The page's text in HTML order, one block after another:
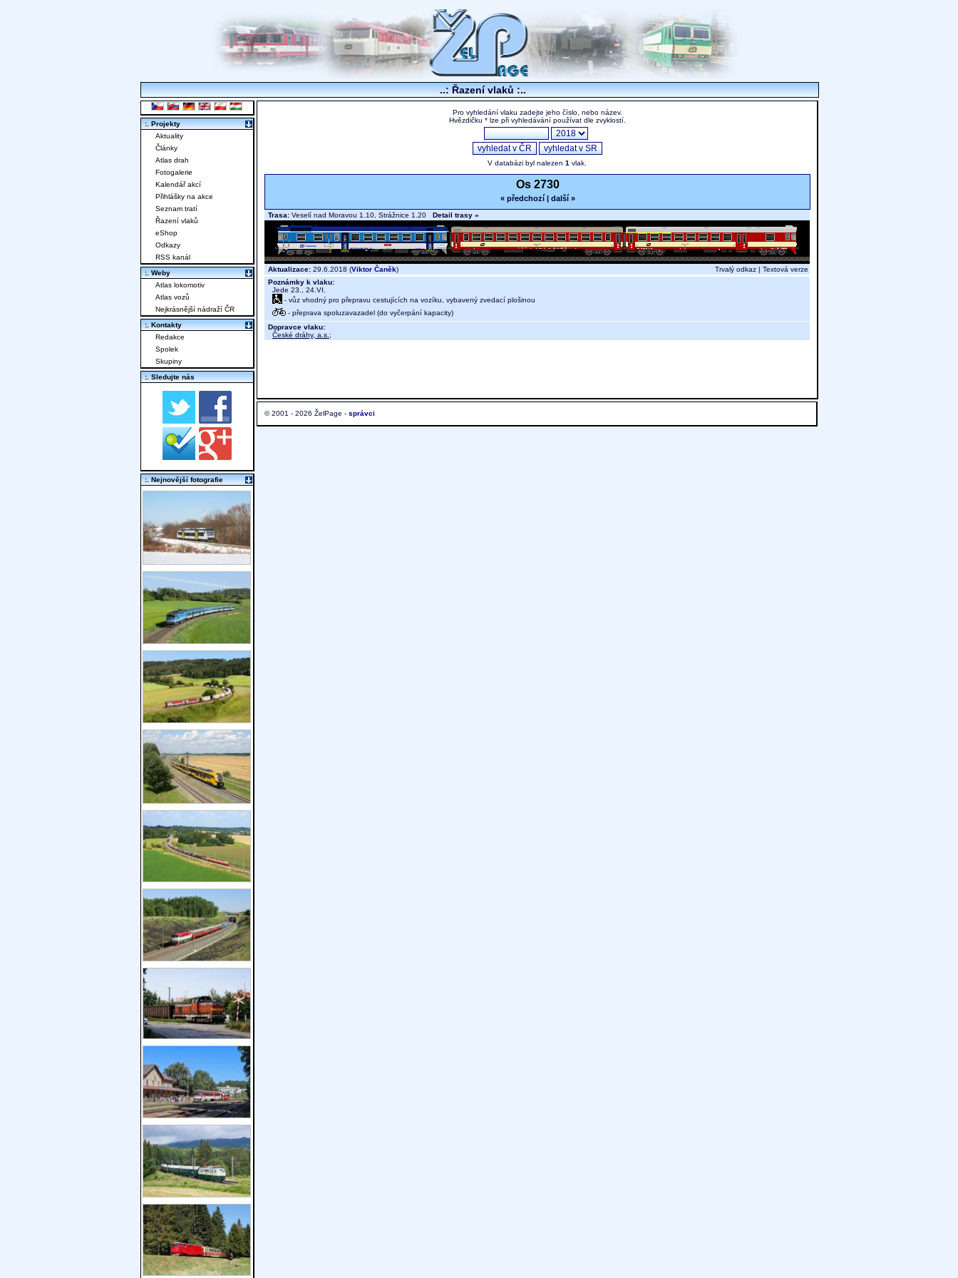
..: Řazení vlaků :..
Pro vyhledání vlaku zadejte jeho číslo, nebo název.
Hvězdičku * lze při vyhledávání používat dle zvyklostí.
V databázi byl nalezen 1 vlak.
Os 2730
« předchozí| další »
Trasa: Veselí nad Moravou 1.10, Strážnice 1.20 Detail trasy »
Aktualizace: 29.6.2018 (Viktor Čaněk) Trvalý odkaz | Textová verze
Poznámky k vlaku:
Jede 23., 24.VI.
- vůz vhodný pro přepravu cestujících na vozíku, vybavený zvedací plošinou
- přeprava spoluzavazadel (do vyčerpání kapacity)
Dopravce vlaku:
České dráhy, a.s. ;
© 2001 - 2026 ŽelPage - správci
:. Projekty
Aktuality
Články
Atlas drah
Fotogalerie
Kalendář akcí
Přihlášky na akce
Seznam tratí
Řazení vlaků
eShop
Odkazy
RSS kanál
:. Weby
Atlas lokomotiv
Atlas vozů
Nejkrásnější nádraží ČR
:. Kontakty
Redakce
Spolek
Skupiny
:. Sledujte nás
:. Nejnovější fotografie